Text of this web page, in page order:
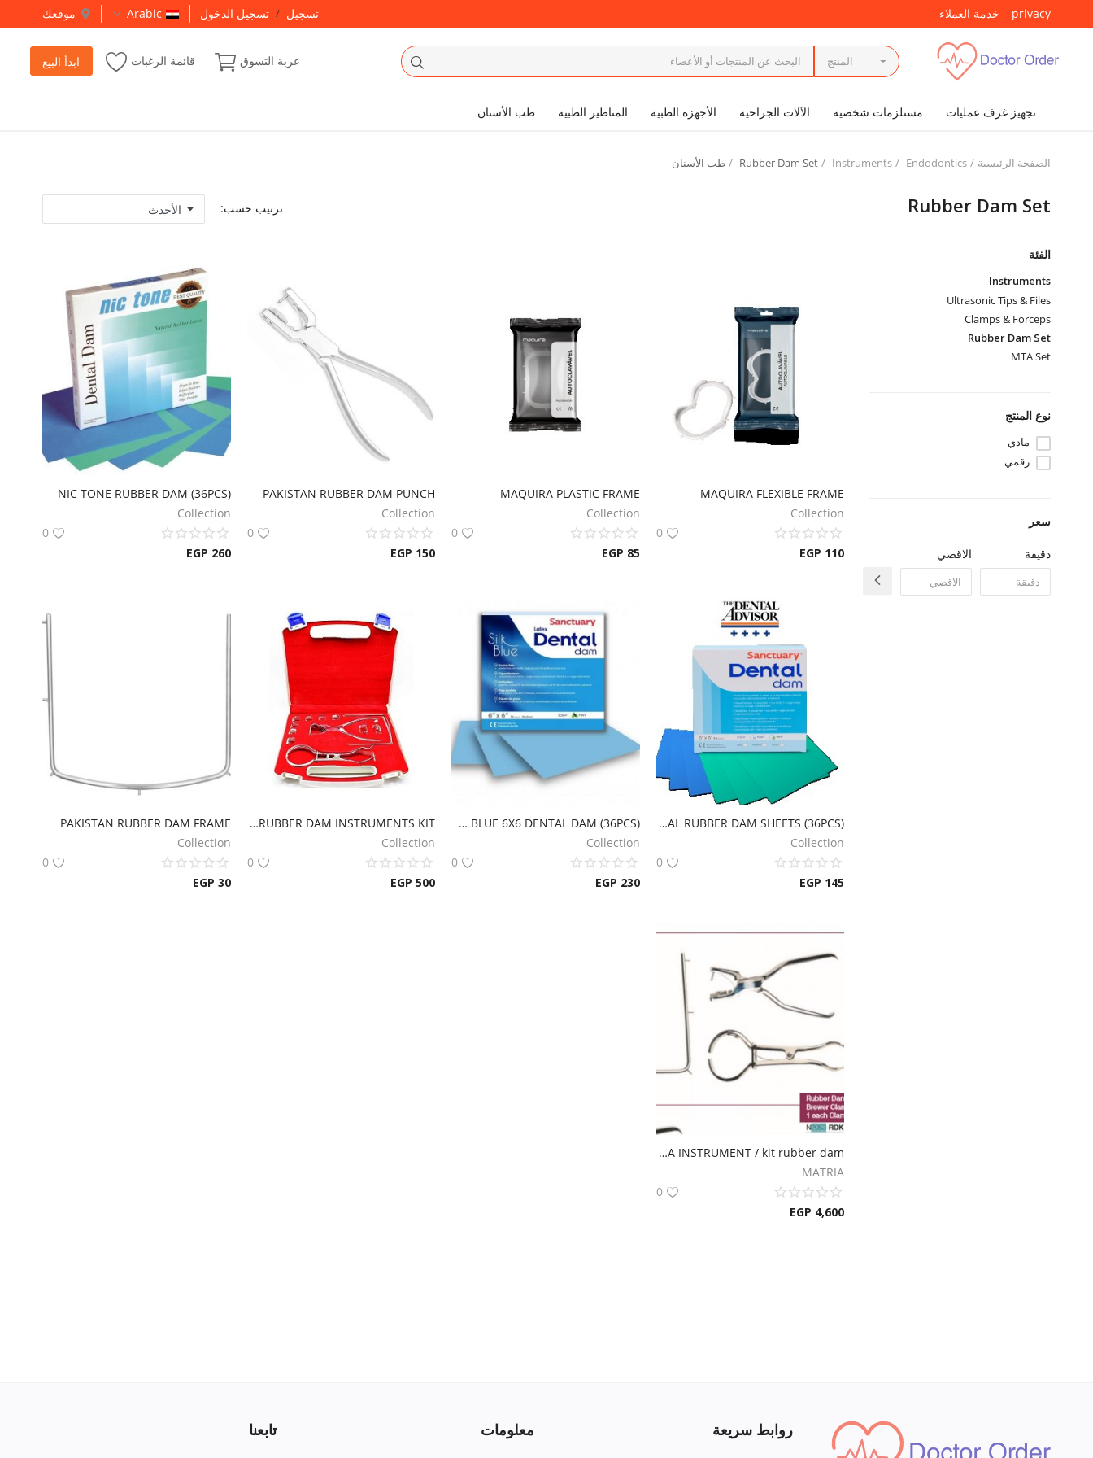
خدمة العملاء privacy موقعك Arabic تسجيل الدخول / تسجيل
المنتج عربة التسوق قائمة الرغبات ابدأ البيع
تجهيز غرف عمليات مستلزمات شخصية الآلات الجراحية الأجهزة الطبية المناظير الطبية طب الأسنان
الصفحة الرئيسية Endodontics
Instruments
Rubber Dam Set طب الأسنان
Rubber Dam Set ترتيب حسب:
الفئة
Instruments
Ultrasonic Tips & Files
Clamps & Forceps
Rubber Dam Set
MTA Set
نوع المنتج
مادي
رقمي
سعر
دقيقة الاقصي
MAQUIRA FLEXIBLE FRAME
Collection
0
110
EGP
MAQUIRA PLASTIC FRAME
Collection
0
85
EGP
PAKISTAN RUBBER DAM PUNCH
Collection
0
150
EGP
NIC TONE RUBBER DAM (36PCS)
Collection
0
260
EGP
SANCTUARY DENTAL RUBBER DAM SHEETS (36PCS)
Collection
0
145
EGP
SANCTUARY SILK BLUE 6X6 DENTAL DAM (36PCS)
Collection
0
230
EGP
PAKISTAN RUBBER DAM INSTRUMENTS KIT
Collection
0
500
EGP
PAKISTAN RUBBER DAM FRAME
Collection
0
30
EGP
NOVA INSTRUMENT / kit rubber dam
MATRIA
0
4,600
EGP
روابط سريعة معلومات تابعنا